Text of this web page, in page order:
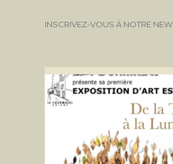
INSCRIVEZ-VOUS À NOTRE